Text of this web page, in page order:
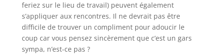
feriez sur le lieu de travail) peuvent également
s’appliquer aux rencontres. Il ne devrait pas être
difficile de trouver un compliment pour adoucir le
coup car vous pensez sincèrement que c’est un gars
sympa, n’est-ce pas ?